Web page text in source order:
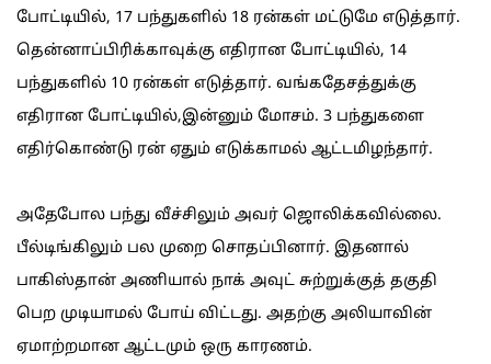
போட்டியில், 17 பந்துகளில் 18 ரன்கள் மட்டுமே எடுத்தார்.
தென்னாப்பிரிக்காவுக்கு எதிரான போட்டியில், 14
பந்துகளில் 10 ரன்கள் எடுத்தார். வங்கதேசத்துக்கு
எதிரான போட்டியில்,இன்னும் மோசம். 3 பந்துகளை
எதிர்கொண்டு ரன் ஏதும் எடுக்காமல் ஆட்டமிழந்தார்.
அதேபோல பந்து வீச்சிலும் அவர் ஜொலிக்கவில்லை.
பீல்டிங்கிலும் பல முறை சொதப்பினார். இதனால்
பாகிஸ்தான் அணியால் நாக் அவுட் சுற்றுக்குத் தகுதி
பெற முடியாமல் போய் விட்டது. அதற்கு அலியாவின்
ஏமாற்றமான ஆட்டமும் ஒரு காரணம்.